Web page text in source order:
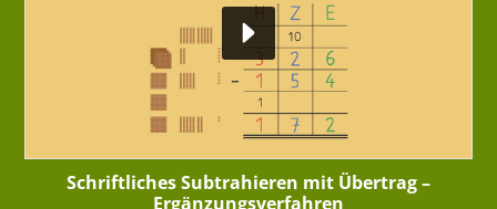
Schriftliches Subtrahieren mit Übertrag –
Ergänzungsverfahren